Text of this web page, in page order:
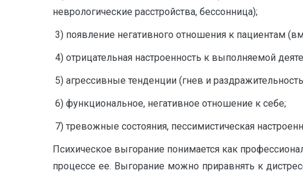
неврологические расстройства, бессонница);
3) появление негативного отношения к пациентам
4) отрицательная настроенность к выполняемой
5) агрессивные тенденции (гнев и
6) функциональное, негативное отношение к себе;
7) тревожные состояния, пессимистическая
Психическое выгорание понимается как
процессе ее. Выгорание можно приравнять к